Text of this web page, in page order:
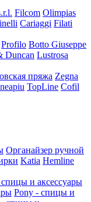
Filcom Olimpias
Cariaggi Filati
Profilo Botto Giuseppe
Duncan Lustrosa
пряжа Zegna
TopLine Cofil
Органайзер ручной
Katia Hemline
и аксессуары
Pony - спицы и